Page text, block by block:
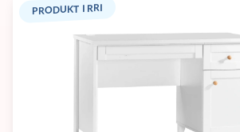
PRODUKT I RRI